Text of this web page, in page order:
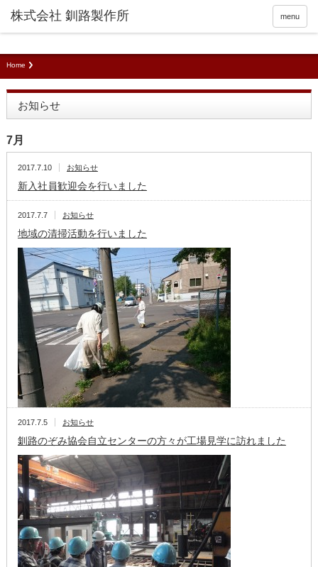
menu
Home
お知らせ
7月
2017.7.10 お知らせ
新入社員歓迎会を行いました
2017.7.7 お知らせ
地域の清掃活動を行いました
2017.7.5 お知らせ
釧路のぞみ協会自立センターの方々が工場見学に訪れました